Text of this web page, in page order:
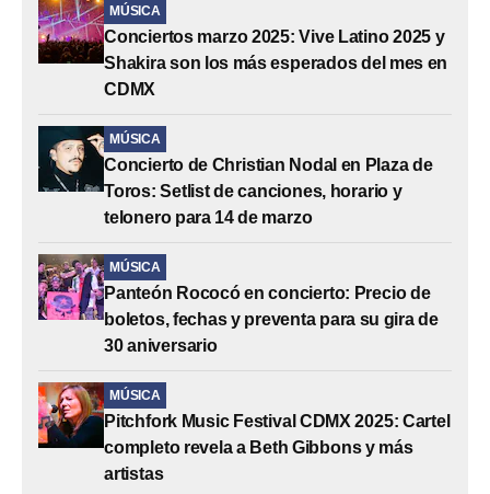
MÚSICA
Conciertos marzo 2025: Vive Latino 2025 y
Shakira son los más esperados del mes en
CDMX
MÚSICA
Concierto de Christian Nodal en Plaza de
Toros: Setlist de canciones, horario y
telonero para 14 de marzo
MÚSICA
Panteón Rococó en concierto: Precio de
boletos, fechas y preventa para su gira de
30 aniversario
MÚSICA
Pitchfork Music Festival CDMX 2025: Cartel
completo revela a Beth Gibbons y más
artistas